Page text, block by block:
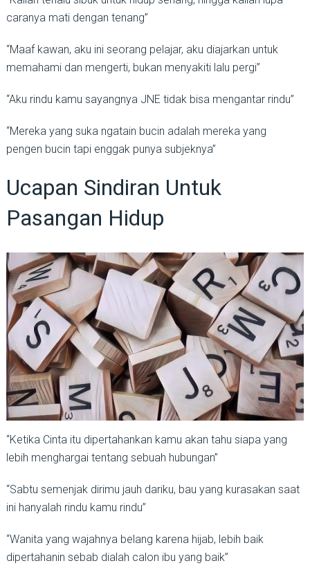
caranya mati dengan tenang”
“Maaf kawan, aku ini seorang pelajar, aku diajarkan untuk
memahami dan mengerti, bukan menyakiti lalu pergi”
“Aku rindu kamu sayangnya JNE tidak bisa mengantar rindu”
“Mereka yang suka ngatain bucin adalah mereka yang
pengen bucin tapi enggak punya subjeknya”
Ucapan Sindiran Untuk
Pasangan Hidup
“Ketika Cinta itu dipertahankan kamu akan tahu siapa yang
lebih menghargai tentang sebuah hubungan”
“Sabtu semenjak dirimu jauh dariku, bau yang kurasakan saat
ini hanyalah rindu kamu rindu”
“Wanita yang wajahnya belang karena hijab, lebih baik
dipertahanin sebab dialah calon ibu yang baik”